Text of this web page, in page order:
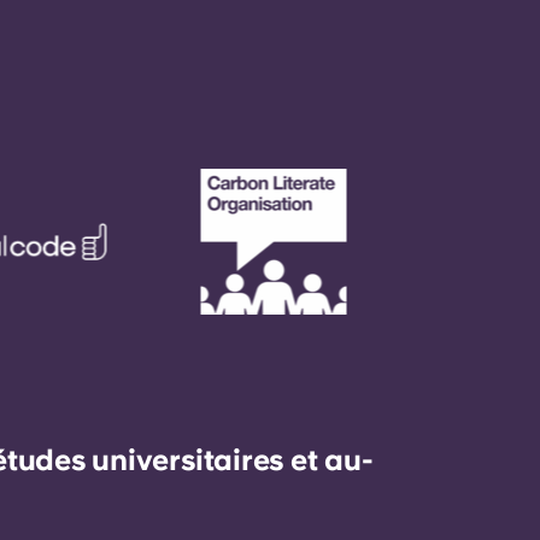
universitaires et au-